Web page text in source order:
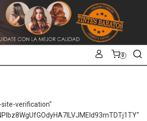
0
verification"